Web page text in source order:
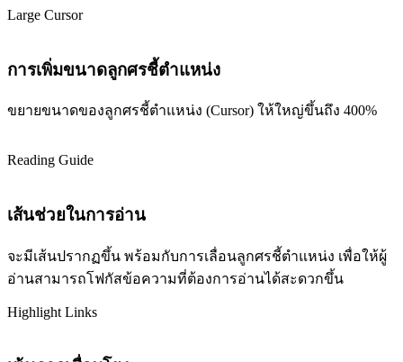
Large Cursor
การเพิ่มขนาดลูกศรชี้ตำแหน่ง
ขยายขนาดของลูกศรชี้ตำแหน่ง (Cursor) ให้ใหญ่ขึ้นถึง 400%
Reading Guide
เส้นช่วยในการอ่าน
จะมีเส้นปรากฏขึ้น พร้อมกับการเลื่อนลูกศรชี้ตำแหน่ง เพื่อให้ผู้
อ่านสามารถโฟกัสข้อความที่ต้องการอ่านได้สะดวกขึ้น
Highlight Links